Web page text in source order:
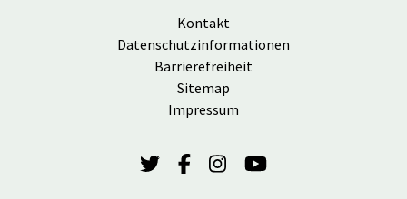
Kontakt
Datenschutzinformationen
Barrierefreiheit
Sitemap
Impressum